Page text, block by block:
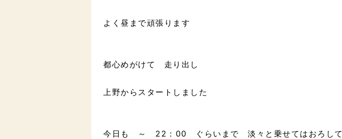
よく昼まで頑張ります
都心めがけて 走り出し
上野からスタートしました
今日も ～ 22：00 ぐらいまで 淡々と乗せてはおろして